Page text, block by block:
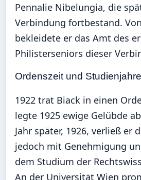
Pennalie Nibelungia, die
Verbindung fortbestand.
bekleidete er das Amt des
Philisterseniors dieser
Ordenszeit und Studienjahre
1922 trat Biack in einen
legte 1925 ewige Gelübde
Jahr später, 1926, verließ er
jedoch mit Genehmigung
dem Studium der
An der Universität Wien